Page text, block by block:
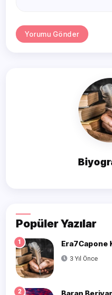
Yorumu Gönder
Popüler Yazılar
1 Era7Capone
3 Yıl Önce
2